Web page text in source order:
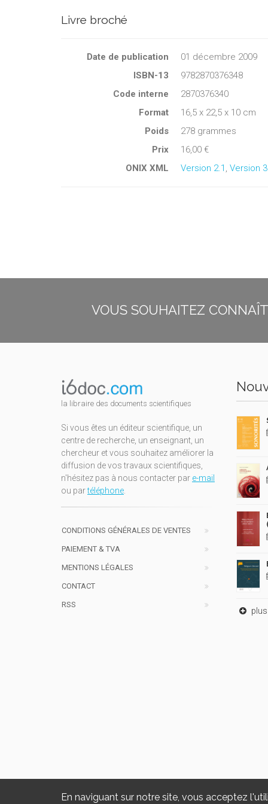
En naviguant sur notre site, vous acceptez
Livre broché
Date de publication
01 décembre 2009
ISBN-13
9782870376348
Code interne
2870376340
Format
16,5 x 22,5 x 10 cm
Poids
278 grammes
Prix
16,00 €
ONIX XML
Version 2.1 Version 3
VOUS SOUHAITEZ
la libraire des documents scientifiques
Si vous êtes un éditeur scientifique, un
centre de recherche, un enseignant, un
chercheur et vous souhaitez améliorer la
diffusion de vos travaux scientifiques,
n'hésitez pas à nous contacter par e-mail
ou partéléphone
CONDITIONS GÉNÉRALES DE VENTES
PAIEMENT & TVA
MENTIONS LÉGALES
CONTACT
RSS